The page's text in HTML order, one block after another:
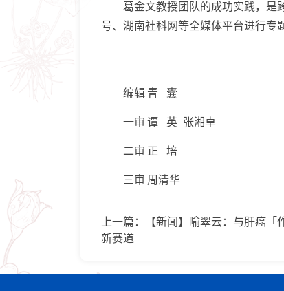
葛金文教授团队的成功实践，是跨
号、湖南社科网等全媒体平台进行专
编辑|青 囊
一审|谭 英 张湘卓
二审|正 培
三审|周清华
上一篇：
【新闻】喻翠云：与肝癌
新赛道